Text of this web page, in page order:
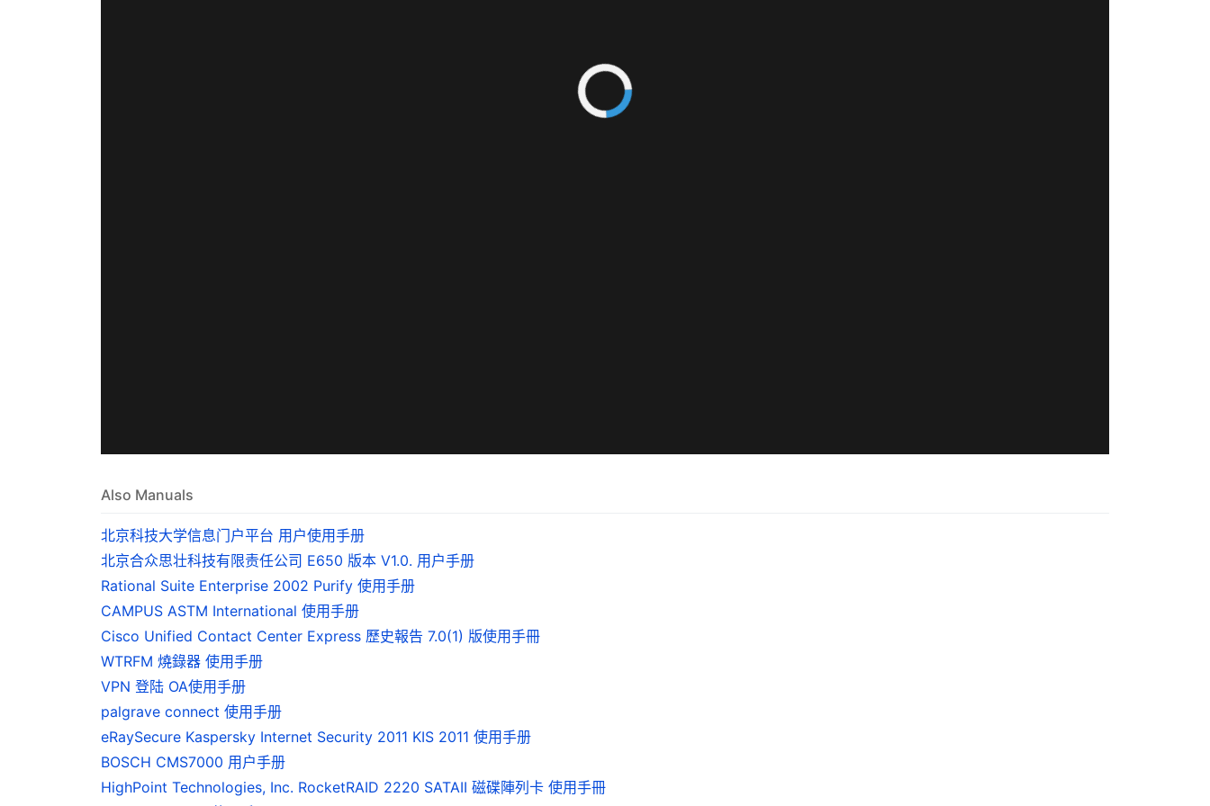
Also Manuals
北京科技大学信息门户平台 用户使用手册
北京合众思壮科技有限责任公司 E650 版本 V1.0. 用户手册
Rational Suite Enterprise 2002 Purify 使用手册
CAMPUS ASTM International 使用手册
Cisco Unified Contact Center Express 歷史報告 7.0(1) 版使用手冊
WTRFM 燒錄器 使用手册
VPN 登陆 OA使用手册
palgrave connect 使用手册
eRaySecure Kaspersky Internet Security 2011 KIS 2011 使用手册
BOSCH CMS7000 用户手册
HighPoint Technologies, Inc. RocketRAID 2220 SATAII 磁碟陣列卡 使用手冊